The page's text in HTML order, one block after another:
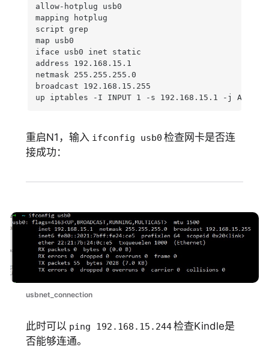
allow-hotplug usb0
mapping hotplug
script grep
map usb0
iface usb0 inet static
address 192.168.15.1
netmask 255.255.255.0
broadcast 192.168.15.255
up iptables -I INPUT 1 -s 192.168.15.1 -j ACCEPT
重启N1，输入 ifconfig usb0 检查网卡是否连
接成功：
usbnet_connection
此时可以 ping 192.168.15.244 检查Kindle是
否能够连通。